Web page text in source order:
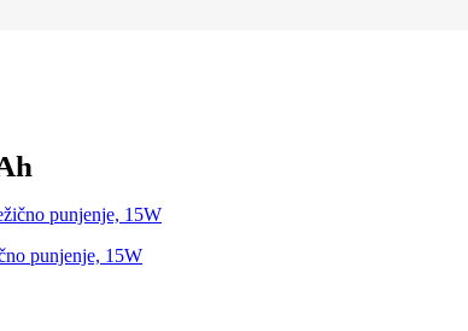
punjenje, 15W